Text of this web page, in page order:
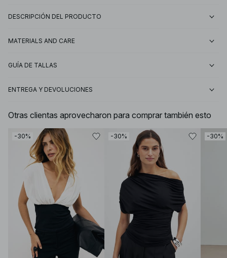
DESCRIPCIÓN DEL PRODUCTO
MATERIALS AND CARE
GUÍA DE TALLAS
ENTREGA Y DEVOLUCIONES
Otras clientas aprovecharon para comprar también esto
-30% -30% -30%